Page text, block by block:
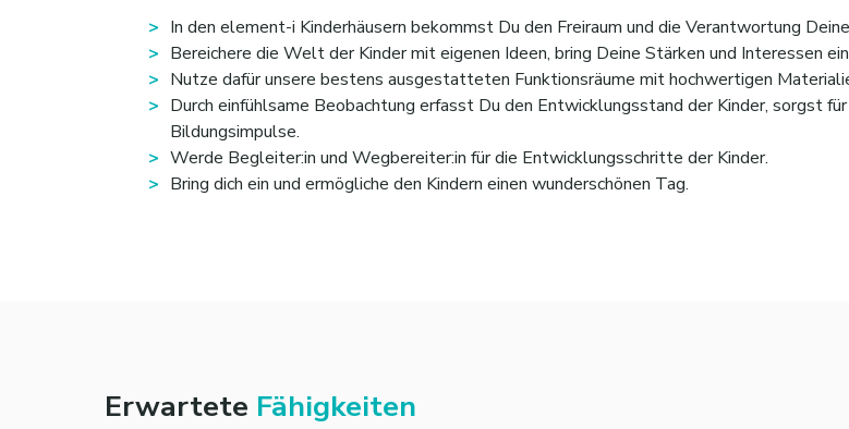
In den element-i Kinderhäusern bekommst Du den Freiraum und die Verantwortung
Bereichere die Welt der Kinder mit eigenen Ideen, bring Deine Stärken und Interessen
Nutze dafür unsere bestens ausgestatteten Funktionsräume mit hochwertigen
Durch einfühlsame Beobachtung erfasst Du den Entwicklungsstand der Kinder, sorgst
Bildungsimpulse.
Werde Begleiter:in und Wegbereiter:in für die Entwicklungsschritte der Kinder.
Bring dich ein und ermögliche den Kindern einen wunderschönen Tag.
Erwartete Fähigkeiten